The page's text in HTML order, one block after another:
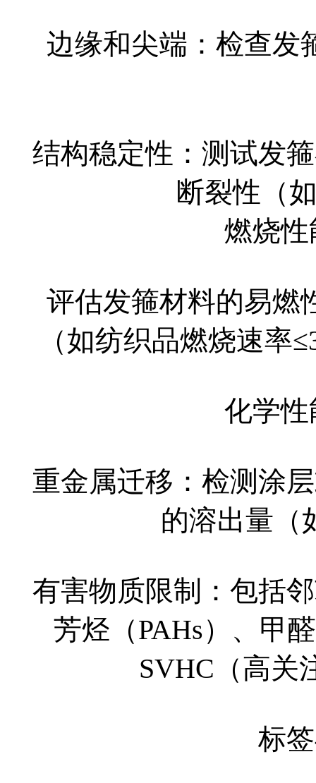
边缘和尖端：检查发
结构稳定性：测试发
断裂性（
燃烧性
评估发箍材料的易燃
（如纺织品燃烧速率
化学性
重金属迁移：检测涂
的溶出量（
有害物质限制：包括
芳烃（PAHs）、甲
SVHC（高关
标